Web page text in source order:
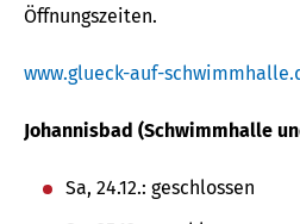
Öffnungszeiten.
www.glueck-auf-
Johannisbad (Schwimmhalle
Sa, 24.12.: geschlossen